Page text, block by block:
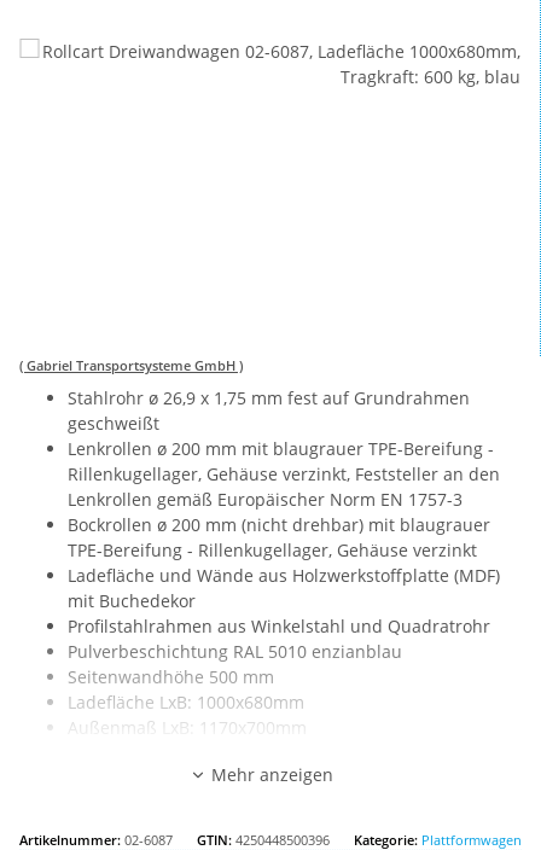
( Gabriel Transportsysteme GmbH )
Stahlrohr ø 26,9 x 1,75 mm fest auf Grundrahmen
geschweißt
Lenkrollen ø 200 mm mit blaugrauer TPE-Bereifung -
Rillenkugellager, Gehäuse verzinkt, Feststeller an den
Lenkrollen gemäß Europäischer Norm EN 1757-3
Bockrollen ø 200 mm (nicht drehbar) mit blaugrauer
TPE-Bereifung - Rillenkugellager, Gehäuse verzinkt
Ladefläche und Wände aus Holzwerkstoffplatte (MDF)
mit Buchedekor
Profilstahlrahmen aus Winkelstahl und Quadratrohr
Pulverbeschichtung RAL 5010 enzianblau
Seitenwandhöhe 500 mm
Ladefläche LxB: 1000x680mm
Außenmaß LxB: 1170x700mm
Mehr anzeigen
Artikelnummer: 02-6087 GTIN: 4250448500396 Kategorie: Plattformwagen